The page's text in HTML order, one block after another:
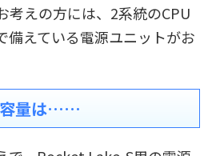
考えの方には、2系統のCPU
備えている電源ユニットがお
容量は……